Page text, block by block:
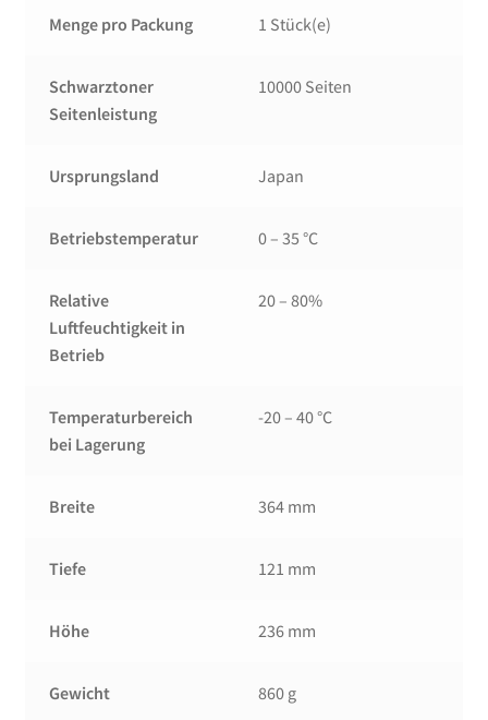
Menge pro Packung 1 Stück(e)
Schwarztoner
Seitenleistung
10000 Seiten
Ursprungsland Japan
Betriebstemperatur 0 – 35 °C
Relative
Luftfeuchtigkeit in
Betrieb
20 – 80%
Temperaturbereich
bei Lagerung
-20 – 40 °C
Breite 364 mm
Tiefe 121 mm
Höhe 236 mm
Gewicht 860 g